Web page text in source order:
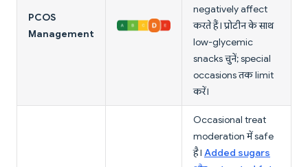
PCOS
Management
negatively affect
करते हैं। प्रोटीन के साथ
low-glycemic
snacks चुनें; special
occasions तक limit
करें।
Occasional treat
moderation में safe
है। Added sugars